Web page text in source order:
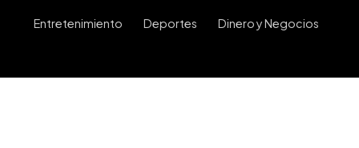
Entretenimiento Deportes Dinero y Negocios